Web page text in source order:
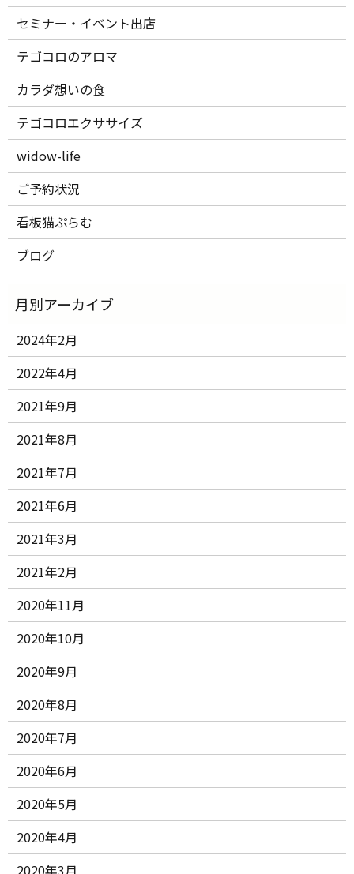
セミナー・イベント出店
テゴコロのアロマ
カラダ想いの食
テゴコロエクササイズ
widow-life
ご予約状況
看板猫ぷらむ
ブログ
2024年2月
2022年4月
2021年9月
2021年8月
2021年7月
2021年6月
2021年3月
2021年2月
2020年11月
2020年10月
2020年9月
2020年8月
2020年7月
2020年6月
2020年5月
2020年4月
2020年3月